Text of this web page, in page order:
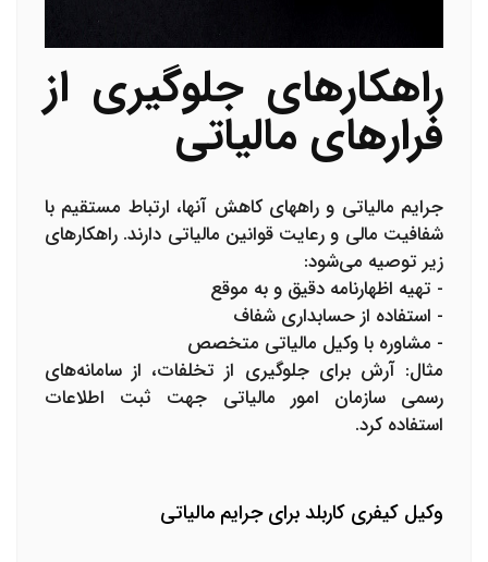
راهکارهای جلوگیری از
فرارهای مالیاتی
جرایم مالیاتی و راههای کاهش آنها، ارتباط مستقیم با
شفافیت مالی و رعایت قوانین مالیاتی دارند. راهکارهای
زیر توصیه می‌شود:
- تهیه اظهارنامه دقیق و به موقع
- استفاده از حسابداری شفاف
- مشاوره با وکیل مالیاتی متخصص
مثال: آرش برای جلوگیری از تخلفات، از سامانه‌های
رسمی سازمان امور مالیاتی جهت ثبت اطلاعات
استفاده کرد.
وکیل کیفری کاربلد برای جرایم مالیاتی